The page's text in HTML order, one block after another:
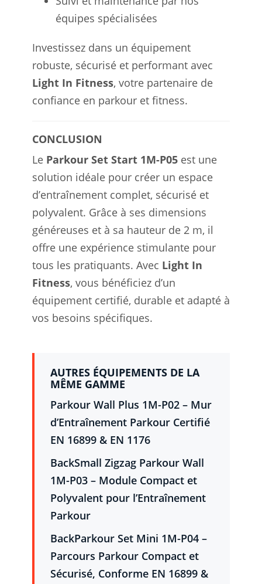
équipes spécialisées
Investissez dans un équipement
robuste, sécurisé et performant avec
Light In Fitness, votre partenaire de
confiance en parkour et fitness.
CONCLUSION
Le Parkour Set Start 1M-P05 est une
solution idéale pour créer un espace
d’entraînement complet, sécurisé et
polyvalent. Grâce à ses dimensions
généreuses et à sa hauteur de 2 m, il
offre une expérience stimulante pour
tous les pratiquants. Avec Light In
Fitness, vous bénéficiez d’un
équipement certifié, durable et adapté à
vos besoins spécifiques.
AUTRES ÉQUIPEMENTS DE LA
MÊME GAMME
Parkour Wall Plus 1M-P02 – Mur
d’Entraînement Parkour Certifié
EN 16899 & EN 1176
BackSmall Zigzag Parkour Wall
1M-P03 – Module Compact et
Polyvalent pour l’Entraînement
Parkour
BackParkour Set Mini 1M-P04 –
Parcours Parkour Compact et
Sécurisé, Conforme EN 16899 &